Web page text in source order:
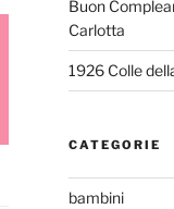
Buon
Carlotta
1926 Colle
CATEGORIE
bambini